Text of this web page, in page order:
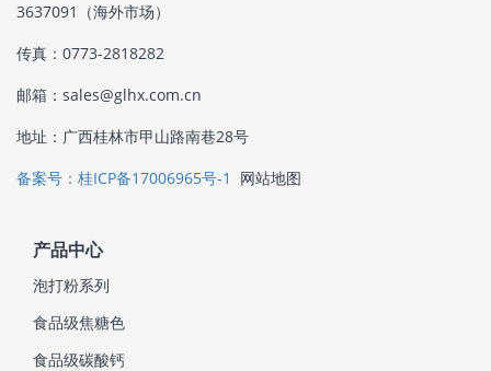
3637091（海外市场）
传真：0773-2818282
邮箱：sales@glhx.com.cn
地址：广西桂林市甲山路南巷28号
备案号：桂ICP备17006965号-1
网站地图
产品中心
泡打粉系列
食品级焦糖色
食品级碳酸钙